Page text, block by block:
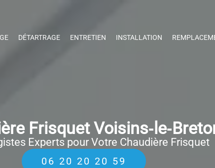
DÉTARTRAGE ENTRETIEN INSTALLATION
Frisquet
Experts pour Votre Chaudière Frisquet
06 20 20 20 59